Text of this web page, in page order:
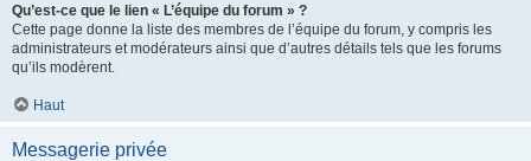
Qu’est-ce que le lien « L’équipe du forum » ?
Cette page donne la liste des membres de l’équipe du forum, y compris les
administrateurs et modérateurs ainsi que d’autres détails tels que les forums
qu’ils modèrent.
Haut
Messagerie privée